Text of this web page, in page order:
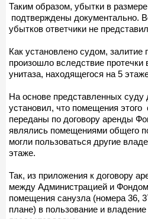
Таким образом, убытки в
подтверждены документально.
убытков ответчики не
Как установлено судом,
произошло вследствие протечки
унитаза, находящегося на 5
На основе представленных суду
установил, что помещения
переданы по договору аренды
являлись помещениями общего
могли пользоваться другие
этаже.
Так, из приложения к договору
между Администрацией и
помещения санузла (номера 36,
плане) в пользование и